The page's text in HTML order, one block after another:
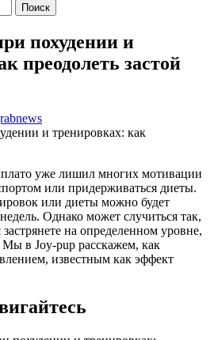
похудении и
преодолеть застой
уже лишил многих мотивации
или придерживаться диеты.
или диеты можно будет
Однако может случиться так,
на определенном уровне,
Мы в Joy-pup расскажем, как
известным как эффект